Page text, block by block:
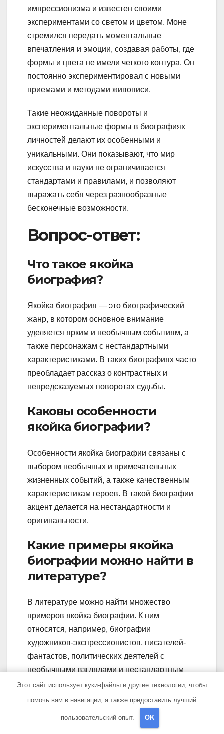
импрессионизма и известен своими
экспериментами со светом и цветом. Моне
стремился передать моментальные
впечатления и эмоции, создавая работы, где
формы и цвета не имели четкого контура. Он
постоянно экспериментировал с новыми
приемами и методами живописи.
Такие неожиданные повороты и
экспериментальные формы в биографиях
личностей делают их особенными и
уникальными. Они показывают, что мир
искусства и науки не ограничивается
стандартами и правилами, и позволяют
выражать себя через разнообразные
бесконечные возможности.
Вопрос-ответ:
Что такое якойка
биография?
Якойка биография — это биографический
жанр, в котором основное внимание
уделяется ярким и необычным событиям, а
также персонажам с нестандартными
характеристиками. В таких биографиях часто
преобладает рассказ о контрастных и
непредсказуемых поворотах судьбы.
Каковы особенности
якойка биографии?
Особенности якойка биографии связаны с
выбором необычных и примечательных
жизненных событий, а также качественным
характеристикам героев. В такой биографии
акцент делается на нестандартности и
оригинальности.
Какие примеры якойка
биографии можно найти в
литературе?
В литературе можно найти множество
примеров якойка биографии. К ним
относятся, например, биографии
художников-экспрессионистов, писателей-
фантастов, политических деятелей с
необычными взглядами и нестандартным
поведением. Классическими примерами
биографии Леонардо да Винчи, Эдгара
Этот сайт использует куки-файлы и другие технологии, чтобы
помочь вам в навигации, а также предоставить лучший
пользовательский опыт. OK